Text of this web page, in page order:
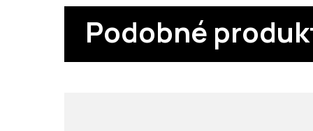
Podobné